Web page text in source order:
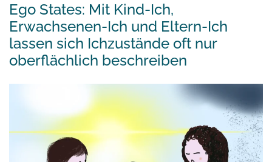
Ego States: Mit Kind-Ich,
Erwachsenen-Ich und Eltern-Ich
lassen sich Ichzustände oft nur
oberflächlich beschreiben